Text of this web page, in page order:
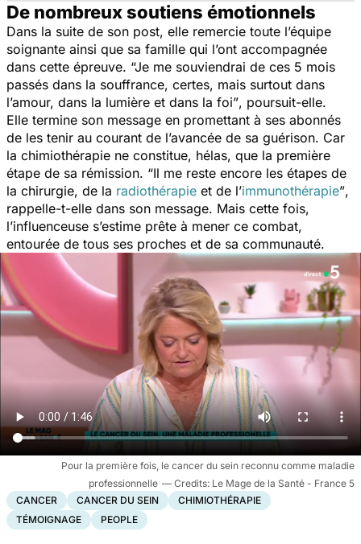
De nombreux soutiens émotionnels
Dans la suite de son post, elle remercie toute l’équipe
soignante ainsi que sa famille qui l’ont accompagnée
dans cette épreuve. “Je me souviendrai de ces 5 mois
passés dans la souffrance, certes, mais surtout dans
l’amour, dans la lumière et dans la foi”, poursuit-elle.
Elle termine son message en promettant à ses abonnés
de les tenir au courant de l’avancée de sa guérison. Car
la chimiothérapie ne constitue, hélas, que la première
étape de sa rémission. “Il me reste encore les étapes de
la chirurgie, de la radiothérapie et de l’immunothérapie”,
rappelle-t-elle dans son message. Mais cette fois,
l’influenceuse s’estime prête à mener ce combat,
entourée de tous ses proches et de sa communauté.
Pour la première fois, le cancer du sein reconnu comme maladie
professionnelle
Le Mage de la Santé - France 5
CANCER
CANCER DU SEIN
CHIMIOTHÉRAPIE
TÉMOIGNAGE
PEOPLE